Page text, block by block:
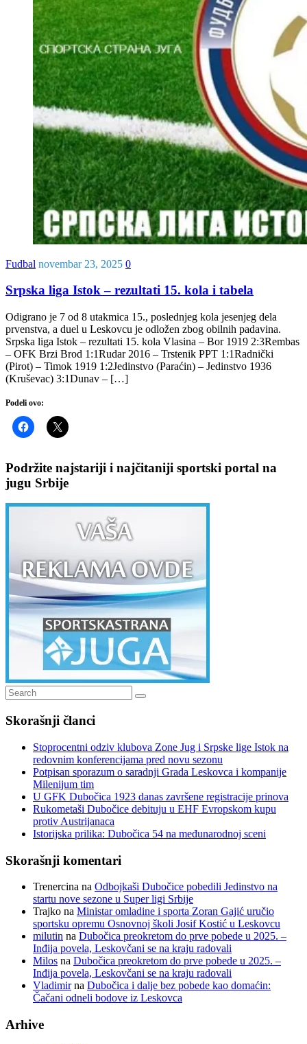
Fudbal novembar 23, 2025 0
Srpska liga Istok – rezultati 15. kola i tabela
Odigrano je 7 od 8 utakmica 15., poslednjeg kola jesenjeg dela
prvenstva, a duel u Leskovcu je odložen zbog obilnih padavina.
Srpska liga Istok – rezultati 15. kola Vlasina – Bor 1919 2:3Rembas
– OFK Brzi Brod 1:1Rudar 2016 – Trstenik PPT 1:1Radnički
(Pirot) – Timok 1919 1:2Jedinstvo (Paraćin) – Jedinstvo 1936
(Kruševac) 3:1Dunav – […]
Podeli ovo:
Podržite najstariji i najčitaniji sportski portal na
jugu Srbije
Search
for:
Search
Skorašnji članci
Stoprocentni odziv klubova Zone Jug i Srpske lige Istok na
redovnim konferencijama pred novu sezonu
Potpisan sporazum o saradnji Grada Leskovca i kompanije
Milenijum tim
U GFK Dubočica 1923 danas završene registracije prinova
Rukometaši Dubočice debituju u EHF Evropskom kupu
protiv Austrijanaca
Istorijska prilika: Dubočica 54 na međunarodnoj sceni
Skorašnji komentari
Trenercina na Odbojkaši Dubočice pobedili Jedinstvo na
startu nove sezone u Super ligi Srbije
Trajko na Ministar omladine i sporta Zoran Gajić uručio
sportsku opremu Osnovnoj školi Josif Kostić u Leskovcu
milutin na Dubočica preokretom do prve pobede u 2025. –
Inđija povela, Leskovčani se na kraju radovali
Milos na Dubočica preokretom do prve pobede u 2025. –
Inđija povela, Leskovčani se na kraju radovali
Vladimirna Dubočica i dalje bez pobede kao domaćin:
Čačani odneli bodove iz Leskovca
Arhive